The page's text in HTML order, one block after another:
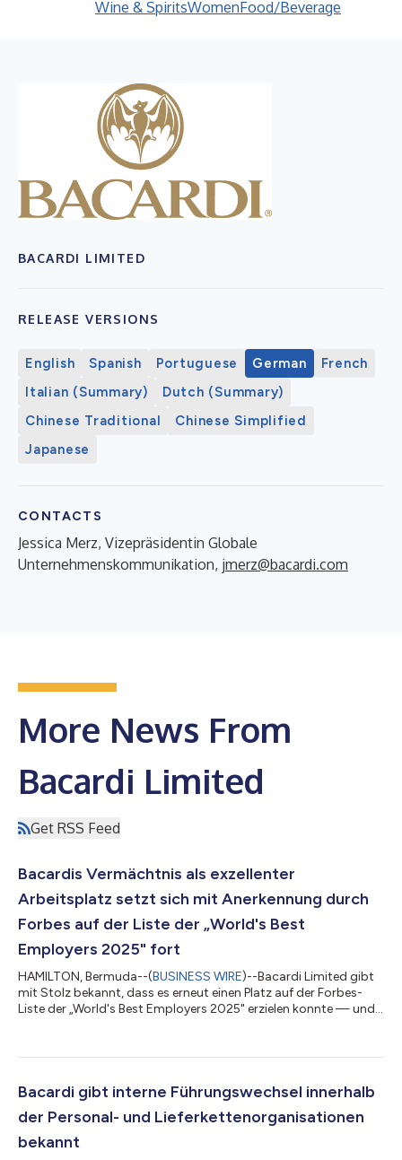
Wine & SpiritsWomenFood/Beverage
BACARDI LIMITED
RELEASE VERSIONS
English Spanish Portuguese German
French
Italian (Summary)
Dutch (Summary)
Chinese Traditional
Chinese Simplified
Japanese
CONTACTS
Jessica Merz, Vizepräsidentin Globale
Unternehmenskommunikation, jmerz@bacardi.com
More News From
Bacardi Limited
Get RSS Feed
Bacardis Vermächtnis als exzellenter
Arbeitsplatz setzt sich mit Anerkennung durch
Forbes auf der Liste der „World's Best
Employers 2025" fort
HAMILTON, Bermuda--(BUSINESS WIRE)--Bacardi Limited gibt
mit Stolz bekannt, dass es erneut einen Platz auf der Forbes-
Liste der „World's Best Employers 2025" erzielen konnte — und
bereits zum wiederholten Male auf der Liste vertreten, die auf
50 Ländern durchgeführt wurden. Die Teilnehmer wurden
befragt, ob sie ein Untern...
Bacardi gibt interne Führungswechsel innerhalb
der Personal- und Lieferkettenorganisationen
bekannt